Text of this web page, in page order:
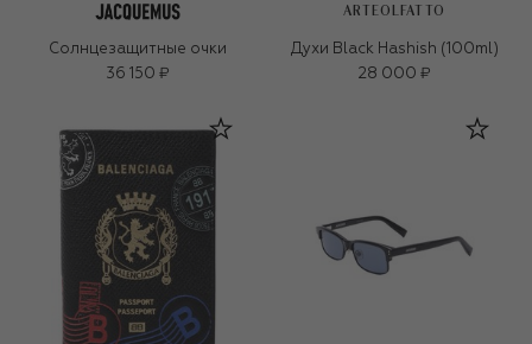
Солнцезащитные очки
36 150 ₽
ARTEOLFATTO
Духи Black Hashish (100ml)
28 000 ₽